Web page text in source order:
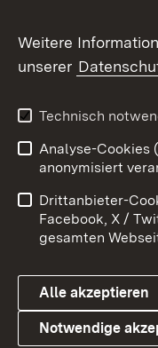
X / Twitter
Youtube
Link zum
Impressum
Barrierefreiheit
Cookies
Weitere
unserer
Technisch
Analyse-Cookies
anonymisiert
Drittanbieter-
Facebook, X /
gesamten
Alle akzeptieren
Notwendige